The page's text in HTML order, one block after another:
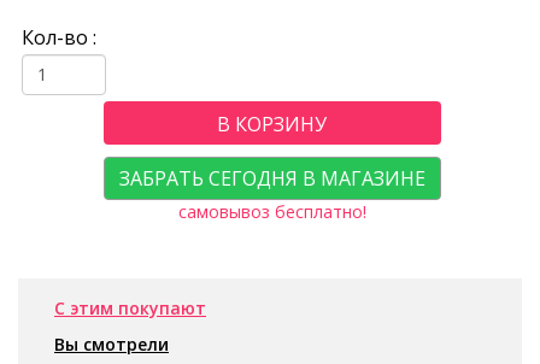
Кол-во :
В КОРЗИНУ
ЗАБРАТЬ СЕГОДНЯ В МАГАЗИНЕ
самовывоз бесплатно!
С этим покупают
Вы смотрели